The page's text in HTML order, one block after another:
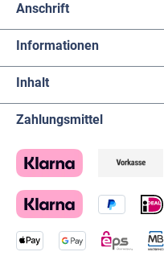
Anschrift
Informationen
Inhalt
Zahlungsmittel